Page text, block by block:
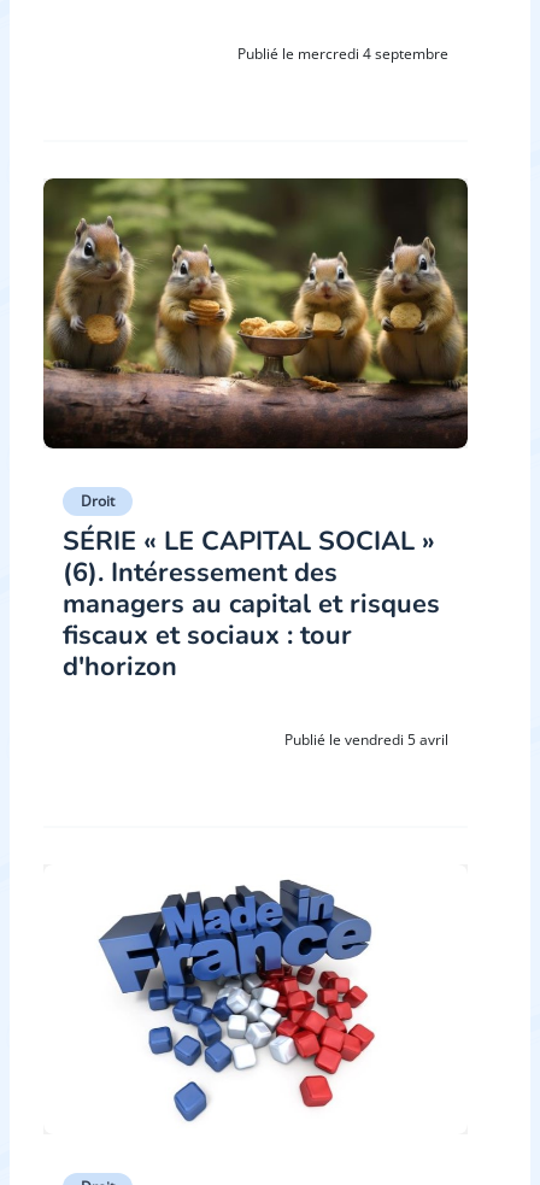
Publié le mercredi 4 septembre
Droit
SÉRIE ­« LE CAPITAL SOCIAL »
(6). Intéressement des
managers au capital et risques
fiscaux et sociaux : tour
d'horizon
Publié le vendredi 5 avril